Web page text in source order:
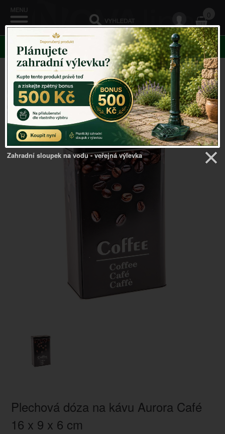
0
KATEGORIE
Venkovský domov ->Dózy na potraviny->Plechová
dóza na kávu Aurora Café 16 x 9 x 6 cm
Plechová dóza na kávu Aurora Café
16 x 9 x 6 cm
Zahradní sloupek na vodu - veřejná výlevka